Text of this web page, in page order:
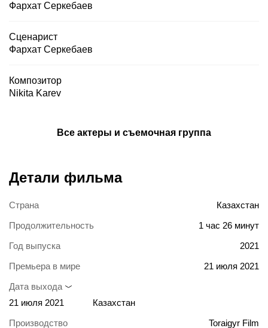
Фархат Серкебаев
Сценарист
Фархат Серкебаев
Композитор
Nikita Karev
Все актеры и съемочная группа
Детали фильма
Страна
Казахстан
Продолжительность
1 час 26 минут
Год выпуска
2021
Премьера в мире
21 июля 2021
Дата выхода
21 июля 2021
Казахстан
Производство
Toraigyr Film